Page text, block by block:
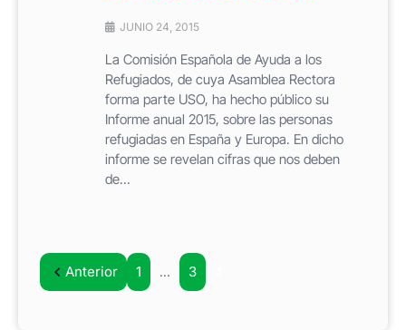
JUNIO 24, 2015
La Comisión Española de Ayuda a los
Refugiados, de cuya Asamblea Rectora
forma parte USO, ha hecho público su
Informe anual 2015, sobre las personas
refugiadas en España y Europa. En dicho
informe se revelan cifras que nos deben
de...
Anterior 1 … 3